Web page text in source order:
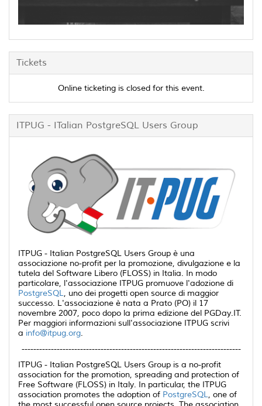
Tickets
Online ticketing is closed for this event.
ITPUG - ITalian PostgreSQL Users Group
ITPUG - Italian PostgreSQL Users Group è una
associazione no-profit per la promozione, divulgazione e la
tutela del Software Libero (FLOSS) in Italia. In modo
particolare, l'associazione ITPUG promuove l'adozione di
PostgreSQL, uno dei progetti open source di maggior
successo. L'associazione è nata a Prato (PO) il 17
novembre 2007, poco dopo la prima edizione del PGDay.IT.
Per maggiori informazioni sull'associazione ITPUG scrivi
a info@itpug.org.
---------------------------------------------------------------------------
ITPUG - Italian PostgreSQL Users Group is a no-profit
association for the promotion, spreading and protection of
Free Software (FLOSS) in Italy. In particular, the ITPUG
association promotes the adoption of PostgreSQL, one of